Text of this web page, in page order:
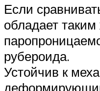
Если
обладает
рубероида.
Устойчив к